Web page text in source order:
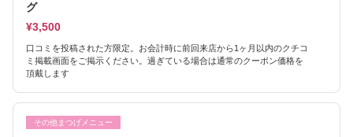
グ
¥3,500
口コミを投稿された方限定。お会計時に前回来店から1ヶ月以内のクチコ
ミ掲載画面をご掲示ください。過ぎている場合は通常のクーポン価格を
頂戴します
その他まつげメニュー